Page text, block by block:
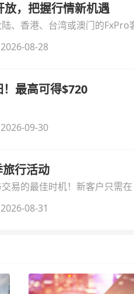
，把握行情新机遇
、香港、台湾或澳门的
需额外复杂操作。
08-28
最高可得$720
09-30
行活动
易的最佳时机！新客户只需
08-31